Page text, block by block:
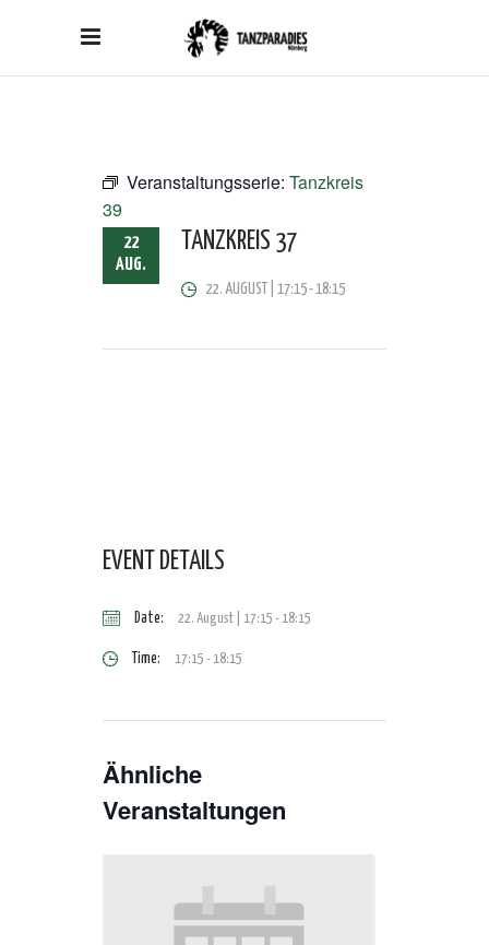
Veranstaltungsserie: Tanzkreis
39
22
AUG.
TANZKREIS 37
22. AUGUST | 17:15-18:15
EVENT DETAILS
Date: 22. August | 17:15 -18:15
Time: 17:15 - 18:15
Ähnliche
Veranstaltungen